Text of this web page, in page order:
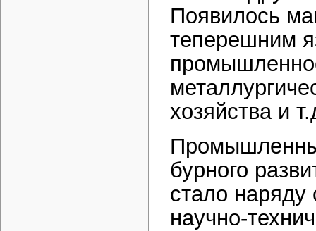
Появилось
теперешним
хозяйства и
бурного
стало наряду
научно-